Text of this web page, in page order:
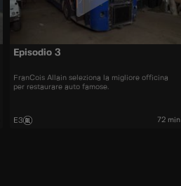
Episodio 3
FranCois Allain seleziona la migliore officina
per restaurare auto famose.
E3 72 min